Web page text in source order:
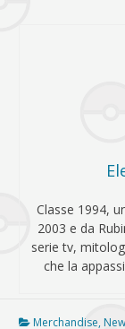
Classe 1994,
2003 e da
serie tv,
che la
Merchandise,